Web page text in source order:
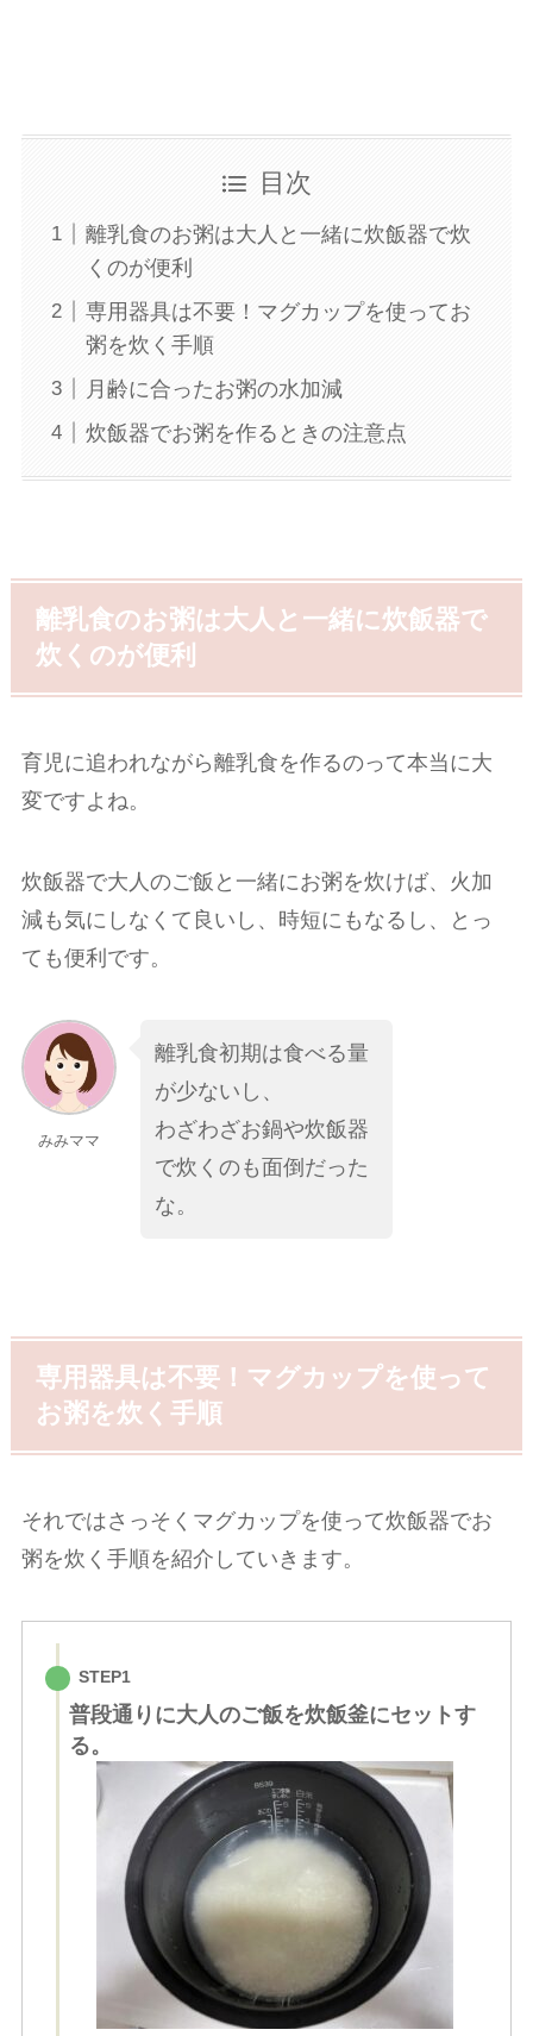
目次
離乳食のお粥は大人と一緒に炊飯器で炊
くのが便利
専用器具は不要！マグカップを使ってお
粥を炊く手順
月齢に合ったお粥の水加減
炊飯器でお粥を作るときの注意点
離乳食のお粥は大人と一緒に炊飯器で
炊くのが便利
育児に追われながら離乳食を作るのって本当に大
変ですよね。
炊飯器で大人のご飯と一緒にお粥を炊けば、火加
減も気にしなくて良いし、時短にもなるし、とっ
ても便利です。
みみママ
離乳食初期は食べる量
が少ないし、
わざわざお鍋や炊飯器
で炊くのも面倒だった
な。
専用器具は不要！マグカップを使って
お粥を炊く手順
それではさっそくマグカップを使って炊飯器でお
粥を炊く手順を紹介していきます。
STEP1
普段通りに大人のご飯を炊飯釜にセットす
る。